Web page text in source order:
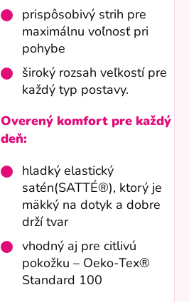
prispôsobivý strih pre
maximálnu voľnosť pri
pohybe
široký rozsah veľkostí pre
každý typ postavy.
Overený komfort pre každý
deň:
hladký elastický
satén(SATTÉ®), ktorý je
mäkký na dotyk a dobre
drží tvar
vhodný aj pre citlivú
pokožku – Oeko-Tex®
Standard 100